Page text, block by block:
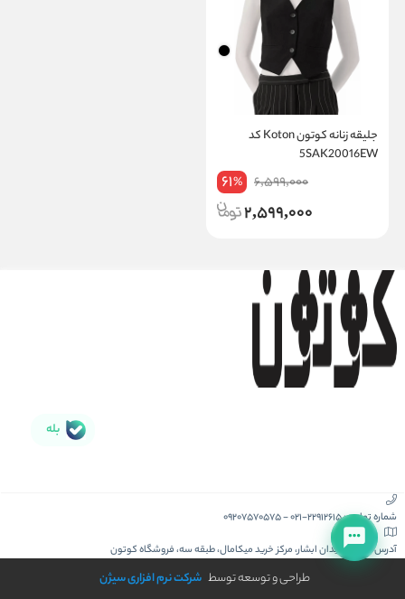
جلیقه زنانه کوتون Koton کد
5SAK20016EW
6,599,000
61%
2,599,000
بله
شماره تماس :021-22912615
-
09207570575
آدرس :کیش، میدان ابشار، مرکز خرید میکامال، طبقه سه، فروشگاه کوتون
طراحی و توسعه توسط شرکت نرم افزاری سیژن